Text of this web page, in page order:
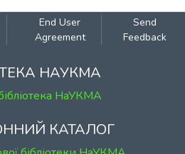
End User
Agreement
Send
Feedback
НАУКМА
НаУКМА
КАТАЛОГ